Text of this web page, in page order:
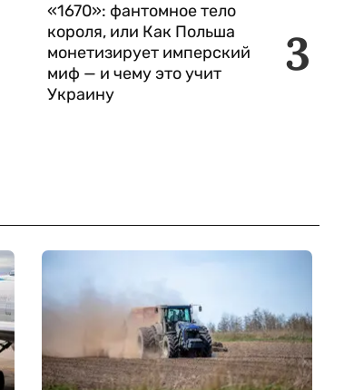
3
«1670»: фантомное тело
короля, или Как Польша
монетизирует имперский
миф — и чему это учит
Украину